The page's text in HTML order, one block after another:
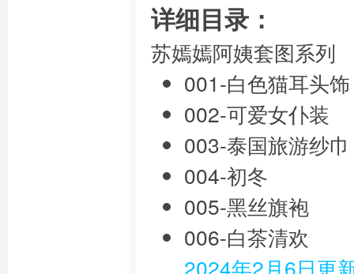
详细目录：
苏嫣嫣阿姨套图系列
001-白色猫耳头饰
002-可爱女仆装
003-泰国旅游纱巾
004-初冬
005-黑丝旗袍
006-白茶清欢
2024年2月6日更